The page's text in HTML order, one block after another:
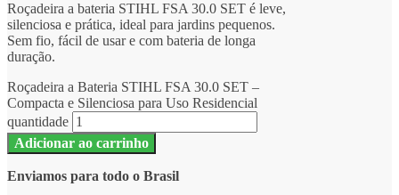
Roçadeira a bateria STIHL FSA 30.0 SET é leve,
silenciosa e prática, ideal para jardins pequenos.
Sem fio, fácil de usar e com bateria de longa
duração.
Roçadeira a Bateria STIHL FSA 30.0 SET –
Compacta e Silenciosa para Uso Residencial
quantidade
Adicionar ao carrinho
Enviamos para todo o Brasil